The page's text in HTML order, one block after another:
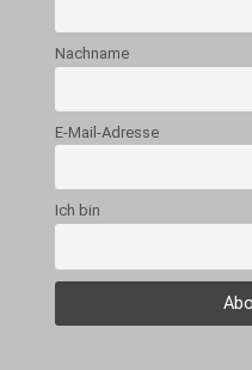
Nachname
E-Mail-Adresse
Ich bin